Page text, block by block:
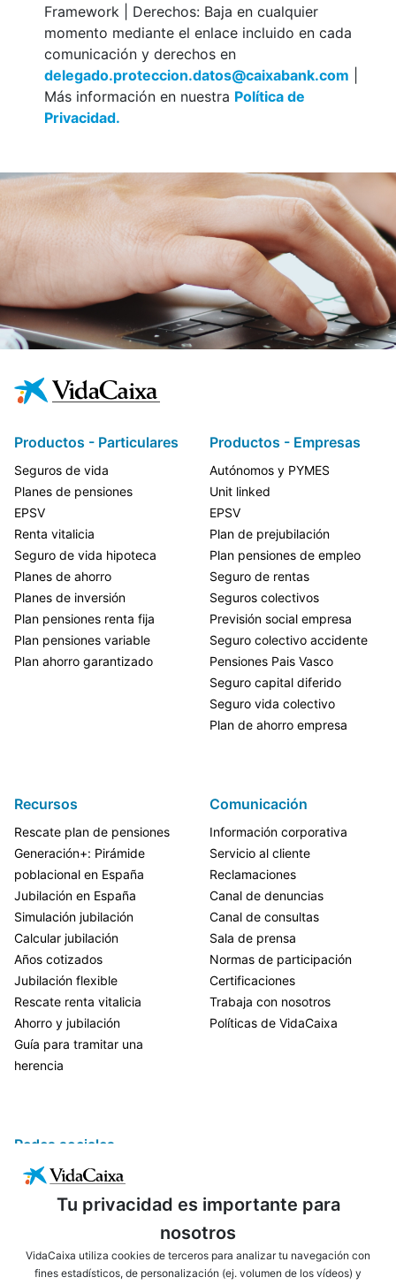
Tu privacidad es importante para
nosotros
VidaCaixa utiliza cookies de terceros para analizar tu navegación con
fines estadísticos, de personalización (ej. volumen de los vídeos) y
Framework | Derechos: Baja en cualquier
momento mediante el enlace incluido en cada
comunicación y derechos en
delegado.proteccion.datos@caixabank.com
Más información en nuestra Política de
Privacidad.
Productos - Particulares
Seguros de vida
Planes de pensiones
EPSV
Renta vitalicia
Seguro de vida hipoteca
Planes de ahorro
Planes de inversión
Plan pensiones renta fija
Plan pensiones variable
Plan ahorro garantizado
Productos - Empresas
Autónomos y PYMES
Unit linked
EPSV
Plan de prejubilación
Plan pensiones de empleo
Seguro de rentas
Seguros colectivos
Previsión social empresa
Seguro colectivo accidente
Pensiones Pais Vasco
Seguro capital diferido
Seguro vida colectivo
Plan de ahorro empresa
Recursos
Rescate plan de pensiones
Generación+: Pirámide
poblacional en España
Jubilación en España
Simulación jubilación
Calcular jubilación
Años cotizados
Jubilación flexible
Rescate renta vitalicia
Ahorro y jubilación
Guía para tramitar una
herencia
Comunicación
Información corporativa
Servicio al cliente
Reclamaciones
Canal de denuncias
Canal de consultas
Sala de prensa
Normas de participación
Certificaciones
Trabaja con nosotros
Políticas de VidaCaixa
Redes sociales